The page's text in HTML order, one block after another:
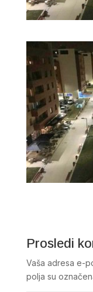
Prosledi
Vaša adresa e-
polja su